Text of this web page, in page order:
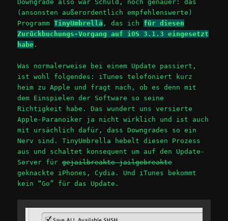
Downgrade also war Schuld, noch genauer: das
(ansonsten außerordentlich empfehlenswerte)
ProgrammTinyUmbrella , das ich für diesen
Zurückbuchungs-Vorgang auf iOS 3.1.3 eingesetzt
habe .
Was normalerweise bei einem Update passiert,
ist wohl folgendes: iTunes telefoniert kurz
heim zu Apple und fragt nach, ob es denn mit
dem Einspielen der Software so seine
Richtigkeit habe. Das wundert uns versierte
Apple-Paranoiker ja nicht wirklich und ist auch
mit ursächlich dafür, dass Downgrades so ein
Nerv sind. TinyUmbrella hebelt diesen Prozess
aus und schaltet konsequent um auf den Update-
Server fürgejailbreakte jailgebreakte
geknackte iPhones, Cydia. Und iTunes bekommt
kein “Go” für das Update.